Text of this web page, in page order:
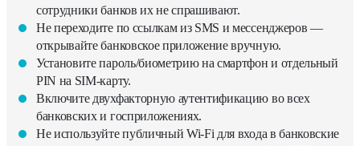
сотрудники банков их не спрашивают.
Не переходите по ссылкам из SMS и мессенджеров —
открывайте банковское приложение вручную.
Установите пароль/биометрию на смартфон и отдельный
PIN на SIM-карту.
Включите двухфакторную аутентификацию во всех
банковских и госприложениях.
Не используйте публичный Wi-Fi для входа в банковские